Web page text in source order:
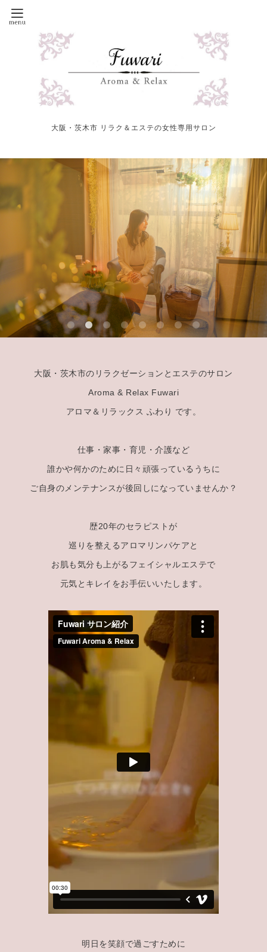
大阪・茨木市 リラク＆エステの女性専用サロン
大阪・茨木市のリラクゼーションとエステのサロン
Aroma & Relax Fuwari
アロマ＆リラックス ふわり です。
仕事・家事・育児・介護など
誰かや何かのために日々頑張っているうちに
ご自身のメンテナンスが後回しになっていませんか？
歴20年のセラピストが
巡りを整えるアロマリンパケアと
お肌も気分も上がるフェイシャルエステで
元気とキレイをお手伝いいたします。
明日を笑顔で過ごすために